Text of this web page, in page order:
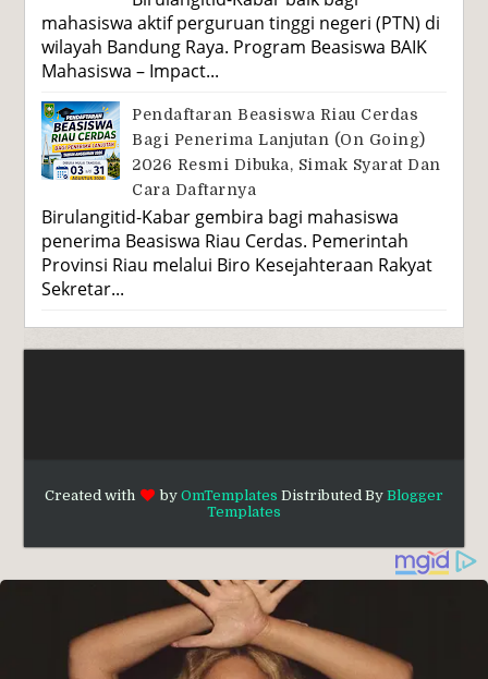
mahasiswa aktif perguruan tinggi negeri (PTN) di
wilayah Bandung Raya. Program Beasiswa BAIK
Mahasiswa – Impact...
Pendaftaran Beasiswa Riau Cerdas
Bagi Penerima Lanjutan (On Going)
2026 Resmi Dibuka, Simak Syarat Dan
Cara Daftarnya
Birulangitid-Kabar gembira bagi mahasiswa
penerima Beasiswa Riau Cerdas. Pemerintah
Provinsi Riau melalui Biro Kesejahteraan Rakyat
Sekretar...
Created with by OmTemplates Distributed By Blogger
Templates